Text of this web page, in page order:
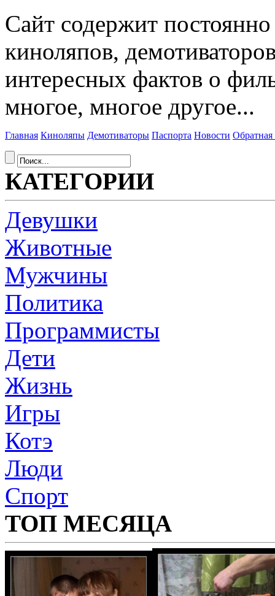
Сайт содержит
киноляпов,
интересных фактов о
многое, многое другое...
Главная Киноляпы Демотиваторы Паспорта Новости Обратная
КАТЕГОРИИ
Девушки
Животные
Мужчины
Политика
Программисты
Дети
Жизнь
Игры
Котэ
Люди
Спорт
ТОП МЕСЯЦА